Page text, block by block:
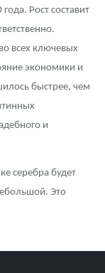
Рост составит
всех ключевых
экономики и
быстрее, чем
и
серебра будет
Это